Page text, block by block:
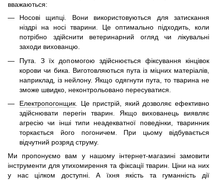
вважаються:
Носові щипці. Вони використовуються для затискання
ніздрі на носі тварини. Це оптимально підходить, коли
потрібно здійснити ветеринарний огляд чи лікувальні
заходи вихованцю.
Пута. З їх допомогою здійснюється фіксування кінцівок
корови чи бика. Виготовляються пута із міцних матеріалів,
наприклад, із нейлону. Якщо одягнути пута, то тварина не
зможе швидко, неконтрольовано пересуватися.
Електропогонщик . Це пристрій, який дозволяє ефективно
здійснювати перегін тварин. Якщо вихованець виявляє
агресію чи інші типи неадекватної поведінки, тваринник
торкається його погоничем. При цьому відбувається
відчутний розряд струму.
Ми пропонуємо вам у нашому інтернет-магазині замовити
інструменти для утихомирення та фіксації тварин. Ціни на них
у нас цілком доступні. А їхня якість та гуманність дії